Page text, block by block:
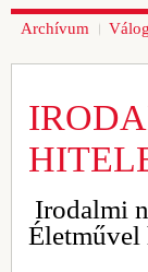
Archívum
Irodalmi
Életművel